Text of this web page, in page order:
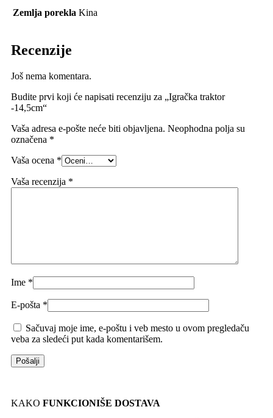
Zemlja porekla Kina
Recenzije
Još nema komentara.
Budite prvi koji će napisati recenziju za „Igračka traktor
-14,5cm“
Vaša adresa e-pošte neće biti objavljena. Neophodna polja su
označena *
Vaša ocena *
Vaša recenzija *
Ime *
E-pošta *
Sačuvaj moje ime, e-poštu i veb mesto u ovom pregledaču
veba za sledeći put kada komentarišem.
KAKO FUNKCIONIŠE DOSTAVA